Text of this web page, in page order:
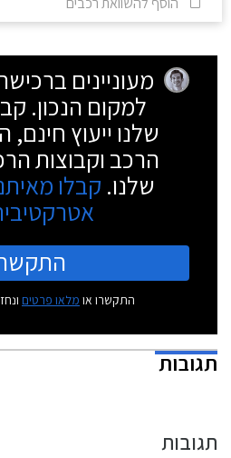
מעוניינים
למקום הנכון.
שלנו ייעוץ
הרכב וקבוצות
שלנו. קבלו
התקשרו או מלאו פרטים
תגובות
תגובות